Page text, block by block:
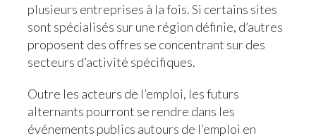
plusieurs entreprises à la fois. Si certains sites
sont spécialisés sur une région définie, d’autres
proposent des offres se concentrant sur des
secteurs d’activité spécifiques.
Outre les acteurs de l’emploi, les futurs
alternants pourront se rendre dans les
événements publics autours de l’emploi en